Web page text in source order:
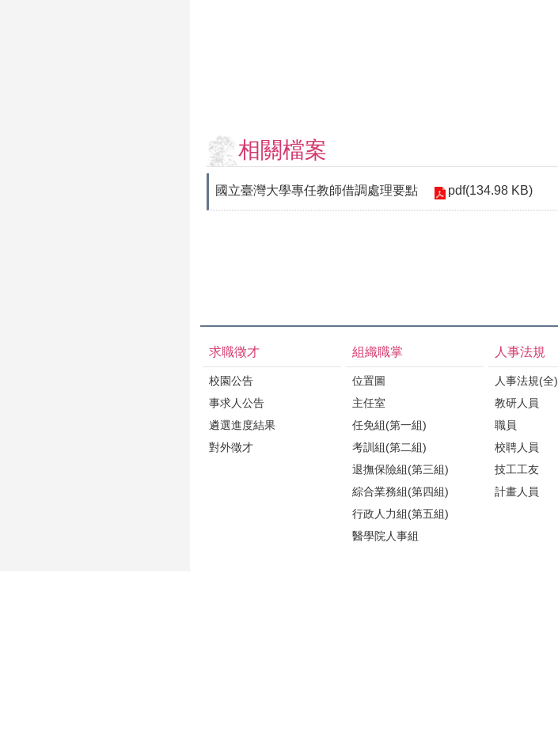
相關檔案
國立臺灣大學專任教師借調處理要點 pdf(134.98 KB)
求職徵才
校園公告
事求人公告
遴選進度結果
對外徵才
組織職掌
位置圖
主任室
任免組(第一組)
考訓組(第二組)
退撫保險組(第三組)
綜合業務組(第四組)
行政人力組(第五組)
醫學院人事組
人事法規
人事法規(全)
教研人員
職員
校聘人員
技工工友
計畫人員